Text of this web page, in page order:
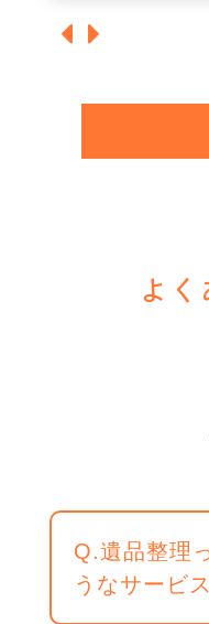
よ
Q.遺品整理
うなサービ